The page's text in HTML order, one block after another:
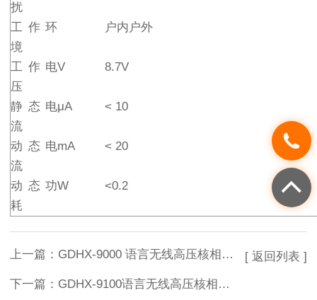
扰
工作环
境
户内户外
工作电
压
V 8.7V
静态电
流
μA < 10
动态电
流
mA < 20
动态功
耗
W <0.2
上一篇： GDHX-9000 语言无线高压核相器（出口版）*
下一篇： GDHX-9100语言无线高压核相仪上海徐吉制造
[ 返回列表 ]